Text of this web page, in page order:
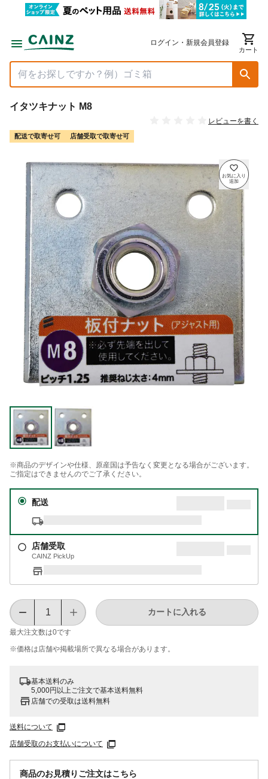
ログイン・新規会員登録
カート
イタツキナット M8
レビューを書く
配送で取寄せ可 店舗受取で取寄せ可
※商品のデザインや仕様、原産国は予告なく変更となる場合がございます。
ご指定はできませんのでご了承ください。
配送
店舗受取
CAINZ PickUp
最大注文数は0です
カートに入れる
※価格は​店舗や​掲載場所で​異なる​場合が​あります。
基本送料のみ
5,000円以上ご注文で基本送料無料
店舗での受取は送料無料
送料について
店舗受取のお支払いについて
商品のお見積りご注文はこちら